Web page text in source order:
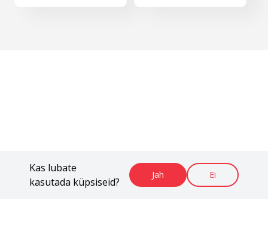
Kas lubate
kasutada küpsiseid?
Jah Ei